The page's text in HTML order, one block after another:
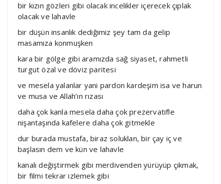
bir kızın gözleri gibi olacak incelikler içerecek çıplak
olacak ve lahavle
bir düşün insanlık dediğimiz şey tam da gelip
masamıza konmuşken
kara bir gölge gibi aramızda sağ siyaset, rahmetli
turgut özal ve döviz paritesi
ve mesela yalanlar yani pardon kardeşim isa ve harun
ve musa ve Allah’ın rızası
daha çok kanla mesela daha çok prezervatifle
nişantaşında kafelere daha çok gitmekle
dur burada mustafa, biraz soluklan, bir çay iç ve
başlasın dem ve kün ve lahavle
kanalı değiştirmek gibi merdivenden yürüyüp çıkmak,
bir filmi tekrar izlemek gibi